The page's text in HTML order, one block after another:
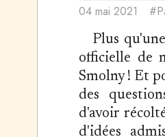
04 mai 2021
Plus
officielle de
Smolny ! Et
des
d'avoir
d'idées